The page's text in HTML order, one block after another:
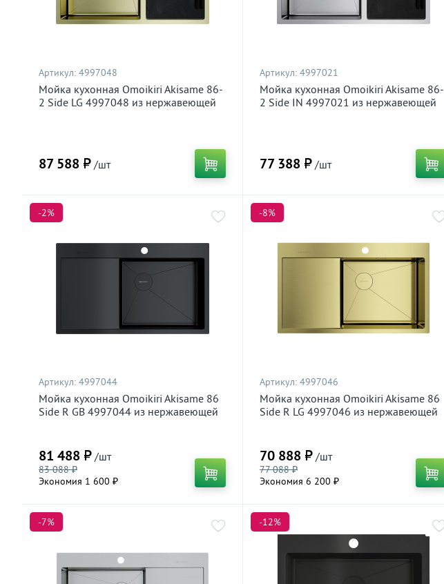
Артикул: 4997048
Мойка кухонная Omoikiri Akisame 86-
2 Side LG 4997048 из нержавеющей
87 588 ₽ /шт
Артикул: 4997021
Мойка кухонная Omoikiri Akisame 86-
2 Side IN 4997021 из нержавеющей
77 388 ₽ /шт
-2%
Артикул: 4997044
Мойка кухонная Omoikiri Akisame 86
Side R GB 4997044 из нержавеющей
81 488 ₽ /шт
83 088 ₽
Экономия 1 600 ₽
-8%
Артикул: 4997046
Мойка кухонная Omoikiri Akisame 86
Side R LG 4997046 из нержавеющей
70 888 ₽ /шт
77 088 ₽
Экономия 6 200 ₽
-7% -12%